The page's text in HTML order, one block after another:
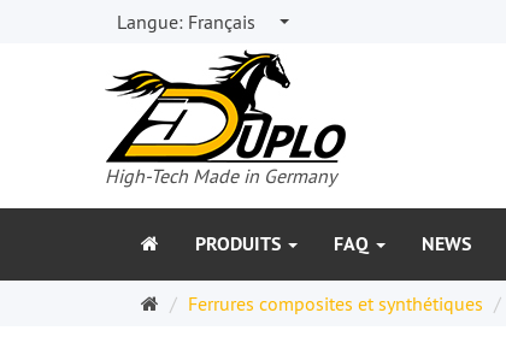
Langue: Français
High-Tech Made in Germany
PRODUITS FAQ NEWS
PageFerrures composites et synthétiques